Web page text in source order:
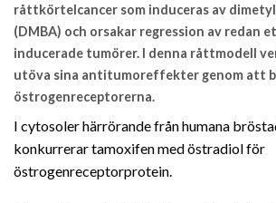
råttkörtelcancer som induceras av
(DMBA) och orsakar regression av redan
inducerade tumörer. I denna råttmodell
utöva sina antitumoreffekter genom att
östrogenreceptorerna.
I cytosoler härrörande från humana
konkurrerar tamoxifen med östradiol för
östrogenreceptorprotein.